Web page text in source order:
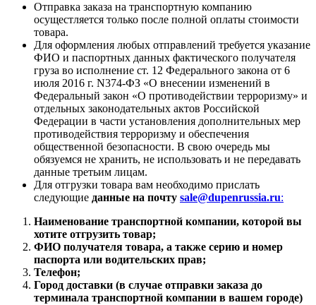
Отправка заказа на транспортную компанию
осущестляется только после полной оплаты стоимости
товара.
Для оформления любых отправлений требуется указание
ФИО и паспортных данных фактического получателя
груза во исполнение ст. 12 Федерального закона от 6
июля 2016 г. N374-ФЗ «О внесении изменений в
Федеральный закон «О противодействии терроризму» и
отдельных законодательных актов Российской
Федерации в части установления дополнительных мер
противодействия терроризму и обеспечения
общественной безопасности. В свою очередь мы
обязуемся не хранить, не использовать и не передавать
данные третьим лицам.
Для отгрузки товара вам необходимо прислать
следующие данные на почту sale@dupenrussia.ru:
Наименование транспортной компании, которой вы
хотите отгрузить товар;
ФИО получателя товара, а также серию и номер
паспорта или водительских прав;
Телефон;
Город доставки (в случае отправки заказа до
терминала транспортной компании в вашем городе)